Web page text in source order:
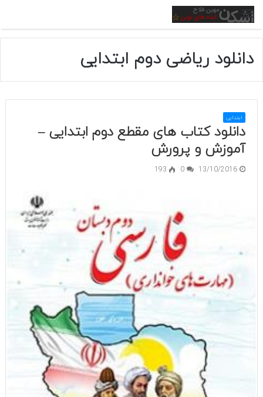
منو
دانلود ریاضی دوم ابتدایی
ابتدایی
دانلود کتاب های مقطع دوم ابتدایی –
آموزش و پرورش
13/10/2016
0
193